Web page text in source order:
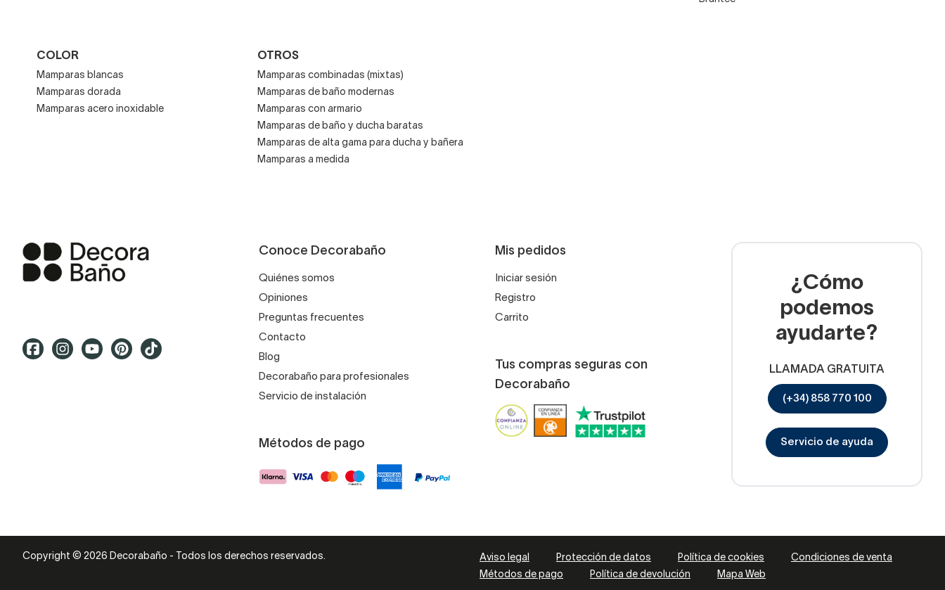
COLOR
Mamparas blancas
Mamparas dorada
Mamparas acero inoxidable
OTROS
Mamparas combinadas (mixtas)
Mamparas de baño modernas
Mamparas con armario
Mamparas de baño y ducha baratas
Mamparas de alta gama para ducha y bañera
Mamparas a medida
Conoce Decorabaño
Quiénes somos
Opiniones
Preguntas frecuentes
Contacto
Blog
Decorabaño para profesionales
Servicio de instalación
Métodos de pago
Mis pedidos
Iniciar sesión
Registro
Carrito
Tus compras seguras con
Decorabaño
¿Cómo
podemos
ayudarte?
LLAMADA GRATUITA
(+34) 858 770 100
Servicio de ayuda
Copyright © 2026 Decorabaño - Todos los derechos reservados. Aviso legal Protección de datos Política de cookies
Condiciones de venta
Métodos de pago
Política de devolución Mapa Web